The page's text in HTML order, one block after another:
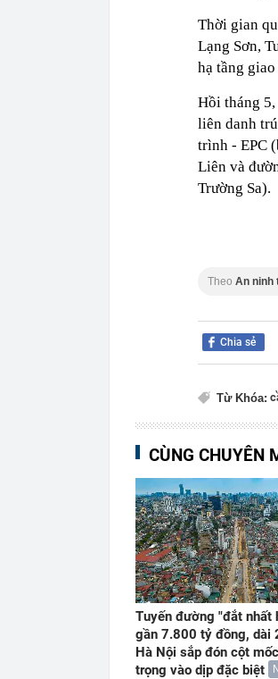
Thời gian
Lạng Sơn,
hạ tầng
Hồi tháng
liên danh
trình - EPC
Liên và
Trường Sa).
Theo An ninh
Chia sẻ
Từ Khóa:
CÙNG CHUYÊN
Tuyến đường "đắt nhất
gần 7.800 tỷ đồng, dài
Hà Nội sắp đón cột
trọng vào dịp đặc biệt